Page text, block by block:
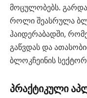
მოცულობებს. გარდა
როლი შეასრულა
ჰაიდერაბადში,
გაწვდას და
ბლოკჩეინის
პრაქტიკული